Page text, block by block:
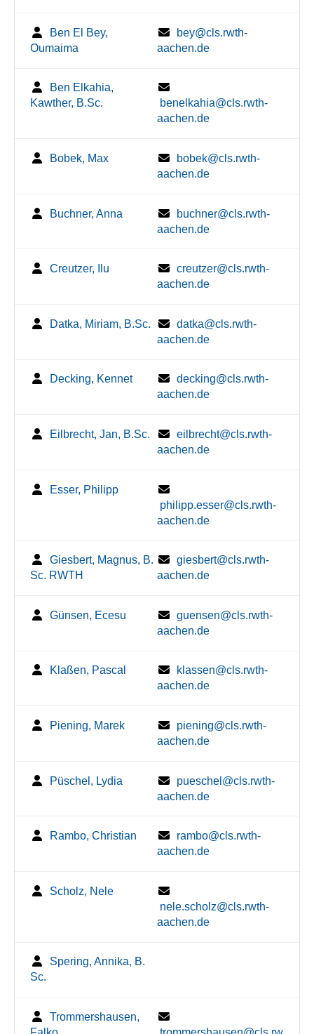
Ben El Bey,
Oumaima
bey@cls.rwth-
aachen.de
Ben Elkahia,
Kawther, B.Sc.
benelkahia@cls.rwth-
aachen.de
Bobek, Max
bobek@cls.rwth-
aachen.de
Buchner, Anna
buchner@cls.rwth-
aachen.de
Creutzer, Ilu
creutzer@cls.rwth-
aachen.de
Datka, Miriam, B.Sc.
datka@cls.rwth-
aachen.de
Decking, Kennet
decking@cls.rwth-
aachen.de
Eilbrecht, Jan, B.Sc.
eilbrecht@cls.rwth-
aachen.de
Esser, Philipp
philipp.esser@cls.rwth-
aachen.de
Giesbert, Magnus, B.
Sc. RWTH
giesbert@cls.rwth-
aachen.de
Günsen, Ecesu
guensen@cls.rwth-
aachen.de
Klaßen, Pascal
klassen@cls.rwth-
aachen.de
Piening, Marek
piening@cls.rwth-
aachen.de
Püschel, Lydia
pueschel@cls.rwth-
aachen.de
Rambo, Christian
rambo@cls.rwth-
aachen.de
Scholz, Nele
nele.scholz@cls.rwth-
aachen.de
Spering, Annika, B.
Sc.
Trommershausen,